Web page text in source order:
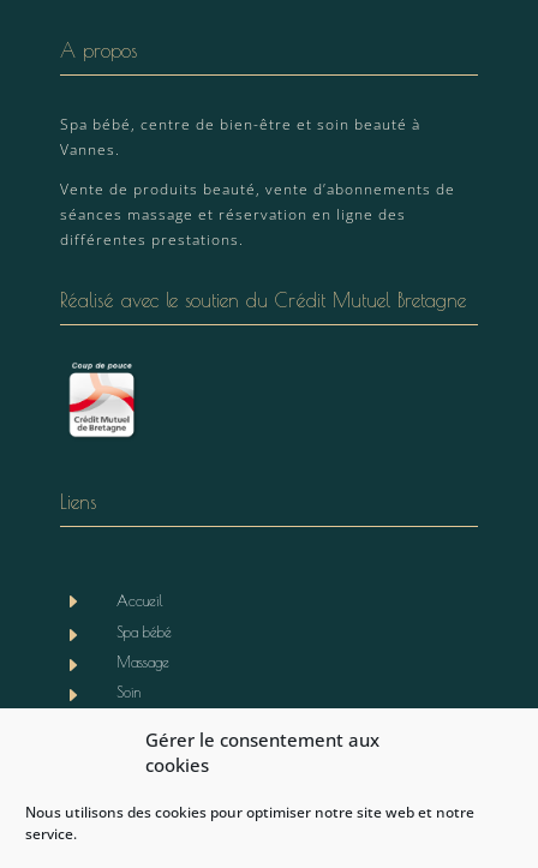
Gérer le consentement aux
cookies
Nous utilisons des cookies pour optimiser notre site web et notre
service.
A propos
Spa bébé, centre de bien-être et soin beauté à
Vannes.
Vente de produits beauté, vente d’abonnements de
séances massage et réservation en ligne des
différentes prestations.
Réalisé avec le soutien du Crédit Mutuel Bretagne
Liens
E Accueil
E Spa bébé
E Massage
E Soin
Notre actualité
E Mentions légales
E